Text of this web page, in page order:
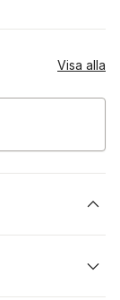
Visa alla